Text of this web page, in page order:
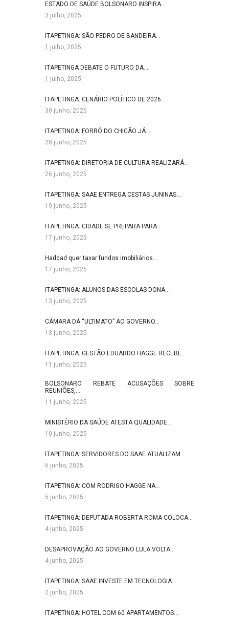
ESTADO DE SAÚDE BOLSONARO INSPIRA…
3 julho, 2025
ITAPETINGA: SÃO PEDRO DE BANDEIRA…
1 julho, 2025
ITAPETINGA DEBATE O FUTURO DA…
1 julho, 2025
ITAPETINGA: CENÁRIO POLÍTICO DE 2026…
30 junho, 2025
ITAPETINGA: FORRÓ DO CHICÃO JÁ…
28 junho, 2025
ITAPETINGA: DIRETORIA DE CULTURA REALIZARÁ…
26 junho, 2025
ITAPETINGA: SAAE ENTREGA CESTAS JUNINAS…
19 junho, 2025
ITAPETINGA: CIDADE SE PREPARA PARA…
17 junho, 2025
Haddad quer taxar fundos imobiliários…
17 junho, 2025
ITAPETINGA: ALUNOS DAS ESCOLAS DONA…
13 junho, 2025
CÂMARA DÁ “ULTIMATO” AO GOVERNO…
13 junho, 2025
ITAPETINGA: GESTÃO EDUARDO HAGGE RECEBE…
11 junho, 2025
BOLSONARO REBATE ACUSAÇÕES SOBRE
REUNIÕES,…
11 junho, 2025
MINISTÉRIO DA SAÚDE ATESTA QUALIDADE…
10 junho, 2025
ITAPETINGA: SERVIDORES DO SAAE ATUALIZAM…
6 junho, 2025
ITAPETINGA: COM RODRIGO HAGGE NA…
5 junho, 2025
ITAPETINGA: DEPUTADA ROBERTA ROMA COLOCA…
4 junho, 2025
DESAPROVAÇÃO AO GOVERNO LULA VOLTA…
4 junho, 2025
ITAPETINGA: SAAE INVESTE EM TECNOLOGIA…
2 junho, 2025
ITAPETINGA: HOTEL COM 60 APARTAMENTOS…